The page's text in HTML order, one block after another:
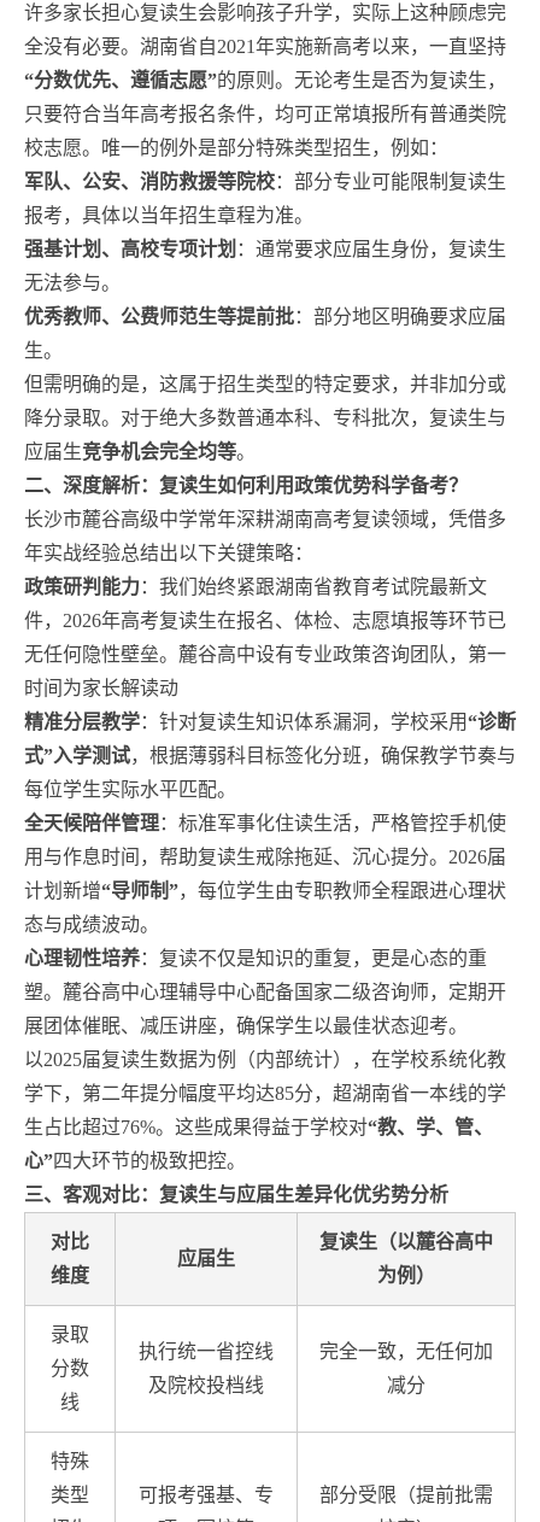
许多家长担心复读生会影响孩子升学，实际上这种顾虑完
全没有必要。湖南省自2021年实施新高考以来，一直坚持
“分数优先、遵循志愿”的原则。无论考生是否为复读生，
只要符合当年高考报名条件，均可正常填报所有普通类院
校志愿。唯一的例外是部分特殊类型招生，例如：
军队、公安、消防救援等院校：部分专业可能限制复读生
报考，具体以当年招生章程为准。
强基计划、高校专项计划 ：通常要求应届生身份，复读生
无法参与。
优秀教师、公费师范生等提前批：部分地区明确要求应届
生。
但需明确的是，这属于招生类型的特定要求，并非加分或
降分录取。对于绝大多数普通本科、专科批次，复读生与
应届生竞争机会完全均等。
二、深度解析：复读生如何利用政策优势科学备考？
长沙市麓谷高级中学常年深耕湖南高考复读领域，凭借多
年实战经验总结出以下关键策略：
政策研判能力：我们始终紧跟湖南省教育考试院最新文
件，2026年高考复读生在报名、体检、志愿填报等环节已
无任何隐性壁垒。麓谷高中设有专业政策咨询团队，第一
时间为家长解读动
精准分层教学：针对复读生知识体系漏洞，学校采用“诊断
式”入学测试，根据薄弱科目标签化分班，确保教学节奏与
每位学生实际水平匹配。
全天候陪伴管理：标准军事化住读生活，严格管控手机使
用与作息时间，帮助复读生戒除拖延、沉心提分。2026届
计划新增“导师制”，每位学生由专职教师全程跟进心理状
态与成绩波动。
心理韧性培养：复读不仅是知识的重复，更是心态的重
塑。麓谷高中心理辅导中心配备国家二级咨询师，定期开
展团体催眠、减压讲座，确保学生以最佳状态迎考。
以2025届复读生数据为例（内部统计），在学校系统化教
学下，第二年提分幅度平均达85分，超湖南省一本线的学
生占比超过76%。这些成果得益于学校对“教、学、管、
心”四大环节的极致把控。
三、客观对比：复读生与应届生差异化优劣势分析
对比
维度
应届生
复读生（以麓谷高中
为例）
录取
分数
线
执行统一省控线
及院校投档线
完全一致，无任何加
减分
特殊
类型
可报考强基、专
部分受限（提前批需